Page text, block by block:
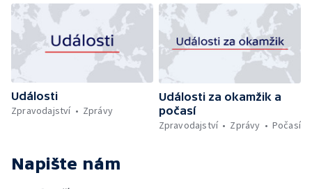
Události
Zpravodajství
Zprávy
Události za okamžik a
počasí
Zpravodajství
Zprávy Počasí
Napište nám